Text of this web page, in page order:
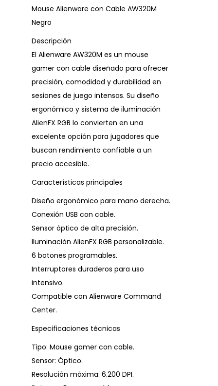
Mouse Alienware con Cable AW320M
Negro
Descripción
El Alienware AW320M es un mouse
gamer con cable diseñado para ofrecer
precisión, comodidad y durabilidad en
sesiones de juego intensas. Su diseño
ergonómico y sistema de iluminación
AlienFX RGB lo convierten en una
excelente opción para jugadores que
buscan rendimiento confiable a un
precio accesible.
Características principales
Diseño ergonómico para mano derecha.
Conexión USB con cable.
Sensor óptico de alta precisión.
Iluminación AlienFX RGB personalizable.
6 botones programables.
Interruptores duraderos para uso
intensivo.
Compatible con Alienware Command
Center.
Especificaciones técnicas
Tipo: Mouse gamer con cable.
Sensor: Óptico.
Resolución máxima: 6.200 DPI.